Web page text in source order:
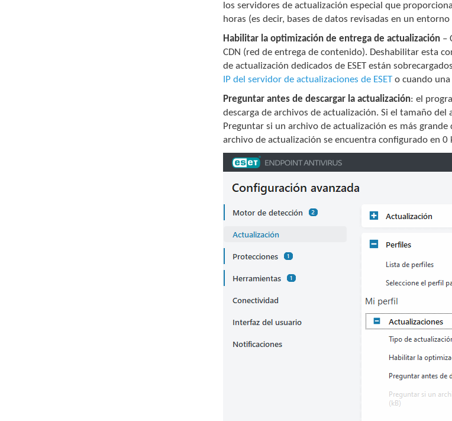
los servidores de actualización especial que
horas (es decir, bases de datos revisadas en un
Habilitar la optimización de entrega de actualización –
CDN (red de entrega de contenido). Deshabilitar esta
de actualización dedicados de ESET están
IP del servidor de actualizaciones de ESET o cuando
Preguntar antes de descargar la actualización: el
descarga de archivos de actualización. Si el tamaño
Preguntar si un archivo de actualización es más
archivo de actualización se encuentra configurado en